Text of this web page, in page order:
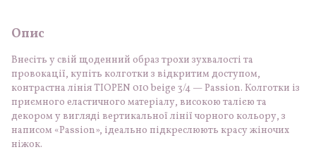
Опис
Внесіть у свій щоденний образ трохи зухвалості та
провокації, купіть колготки з відкритим доступом,
контрастна лінія TIOPEN 010 beige 3/4 — Passion. Колготки із
приємного еластичного матеріалу, високою талією та
декором у вигляді вертикальної лінії чорного кольору, з
написом «Passion», ідеально підкреслюють красу жіночих
ніжок.